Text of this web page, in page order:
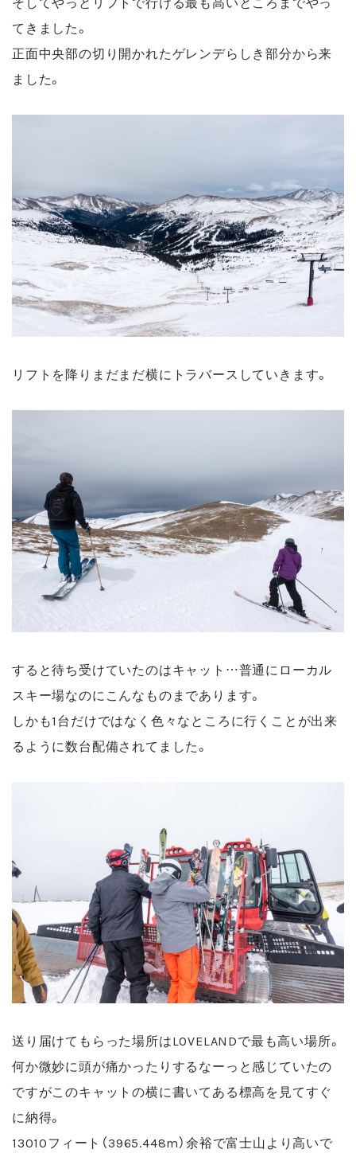
てきました。
正面中央部の切り開かれたゲレンデらしき部分から来
ました。
リフトを降りまだまだ横にトラバースしていきます。
すると待ち受けていたのはキャット…普通にローカル
スキー場なのにこんなものまであります。
しかも1台だけではなく色々なところに行くことが出来
るように数台配備されてました。
送り届けてもらった場所はLOVELANDで最も高い場所。
何か微妙に頭が痛かったりするなーっと感じていたの
ですがこのキャットの横に書いてある標高を見てすぐ
に納得。
13010フィート（3965.448m）余裕で富士山より高いで